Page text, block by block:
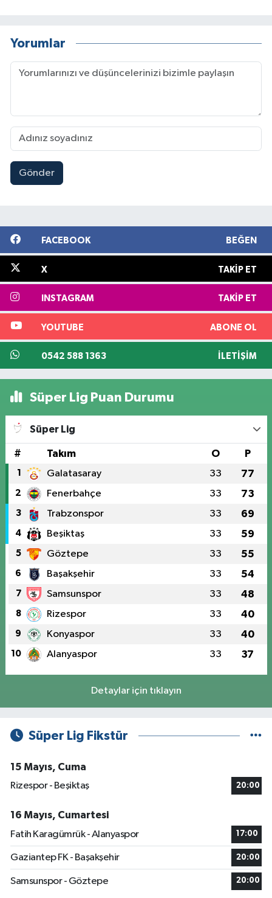
Yorumlar
Gönder
FACEBOOK BEĞEN
X TAKIP ET
INSTAGRAM TAKIP ET
YOUTUBE ABONE OL
0542 588 1363 İLETIŞIM
Süper Lig Puan Durumu
Süper Lig
# Takım O P
1 Galatasaray 33 77
2 Fenerbahçe 33 73
3 Trabzonspor 33 69
4 Beşiktaş 33 59
5 Göztepe 33 55
6 Başakşehir 33 54
7 Samsunspor 33 48
8 Rizespor 33 40
9 Konyaspor 33 40
10 Alanyaspor 33 37
Detaylar için tıklayın
Süper Lig Fikstür
15 Mayıs, Cuma
Rizespor - Beşiktaş
20:00
16 Mayıs, Cumartesi
Fatih Karagümrük - Alanyaspor
17:00
Gaziantep FK - Başakşehir 20:00
Samsunspor - Göztepe 20:00